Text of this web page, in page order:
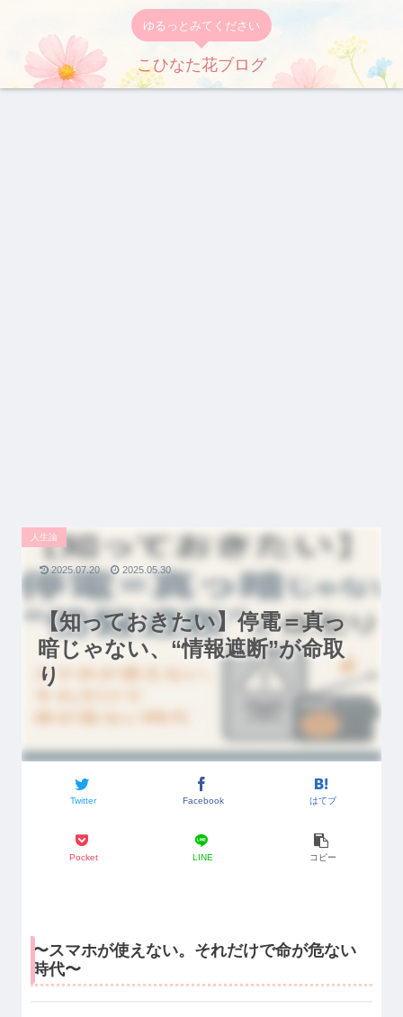
ゆるっとみてください
こひなた花ブログ
【知っておきたい】停電＝真っ
暗じゃない、“情報遮断”が命取
り
人生論
Twitter Facebook はてブ
Pocket LINE コピー
2025.07.20 2025.05.30
〜スマホが使えない。それだけで命が危ない
時代〜